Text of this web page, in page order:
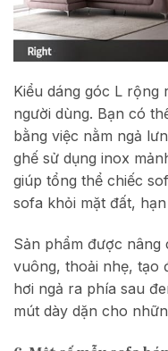
Kiểu dáng góc L rộng
người dùng. Bạn có
bằng việc nằm ngả
ghế sử dụng inox
giúp tổng thể chiếc
sofa khỏi mặt đất,
Sản phẩm được nâng
vuông, thoải nhẹ, tạo
hơi ngả ra phía sau
mút dày dặn cho